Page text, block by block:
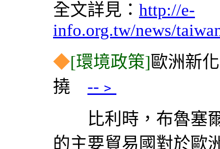
全文詳見： http://e-
info.org.tw/news/
◆[環境政策]歐洲新
撓
--﹥
比利時，布魯塞爾
的主要貿易國對於歐